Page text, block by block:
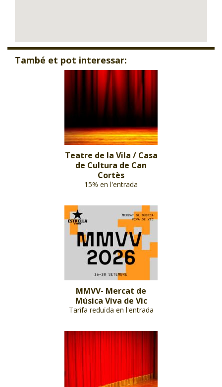
També et pot interessar:
Teatre de la Vila / Casa
de Cultura de Can
Cortès
15% en l'entrada
MMVV- Mercat de
Música Viva de Vic
Tarifa reduïda en l'entrada